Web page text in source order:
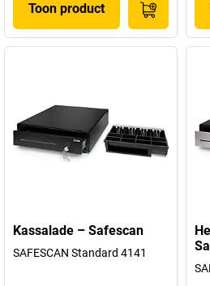
Toon product
Kassalade – Safescan
SAFESCAN Standard 4141